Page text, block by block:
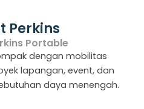
Perkins
Portable
dengan mobilitas
lapangan, event, dan
daya menengah.